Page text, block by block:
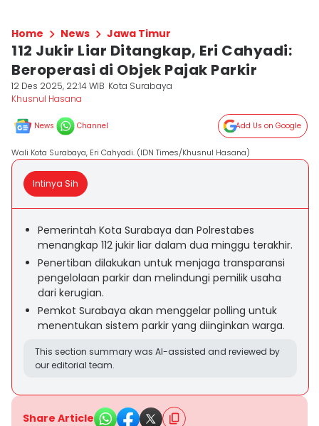
Home News Jawa Timur
112 Jukir Liar Ditangkap, Eri Cahyadi:
Beroperasi di Objek Pajak Parkir
12 Des 2025, 22:14 WIB Kota Surabaya
Khusnul Hasana
News Channel Add Us on Google
Wali Kota Surabaya, Eri Cahyadi. (IDN Times/Khusnul Hasana)
Intinya Sih
Pemerintah Kota Surabaya dan Polrestabes
menangkap 112 jukir liar dalam dua minggu terakhir.
Penertiban dilakukan untuk menjaga transparansi
pengelolaan parkir dan melindungi pemilik usaha
dari kerugian.
Pemkot Surabaya akan menggelar polling untuk
menentukan sistem parkir yang diinginkan warga.
This section summary was AI-assisted and reviewed by
our editorial team.
Share Article